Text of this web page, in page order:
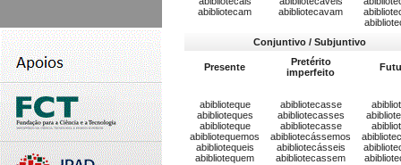
abibliotecam
abibliotecavam
Conjuntivo / Subjuntivo
Presente
Pretérito
imperfeito
abiblioteque
abiblioteques
abiblioteque
abibliotequemos
abibliotequeis
abibliotequem
abibliotecasse
abibliotecasses
abibliotecasse
abibliotecássemos
abibliotecásseis
abibliotecassem